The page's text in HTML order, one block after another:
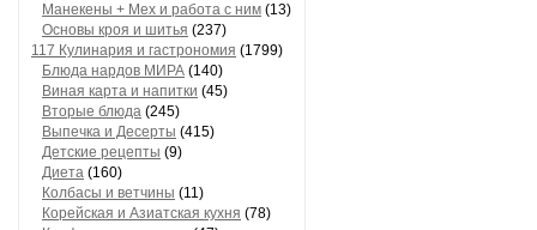
Манекены + Мех и работа с ним (13)
Основы кроя и шитья (237)
117 Кулинария и гастрономия (1799)
Блюда нардов МИРА (140)
Виная карта и напитки (45)
Вторые блюда (245)
Выпечка и Десерты (415)
Детские рецепты (9)
Диета (160)
Колбасы и ветчины (11)
Корейская и Азиатская кухня (78)